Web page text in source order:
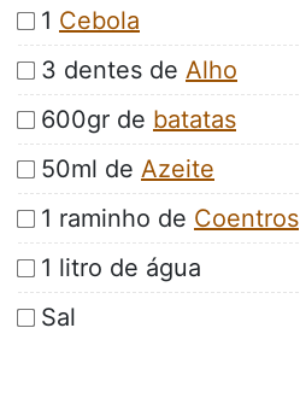
1 Cebola
3 dentes de Alho
600gr de batatas
50ml de Azeite
1 raminho de Coentros
1 litro de água
Sal